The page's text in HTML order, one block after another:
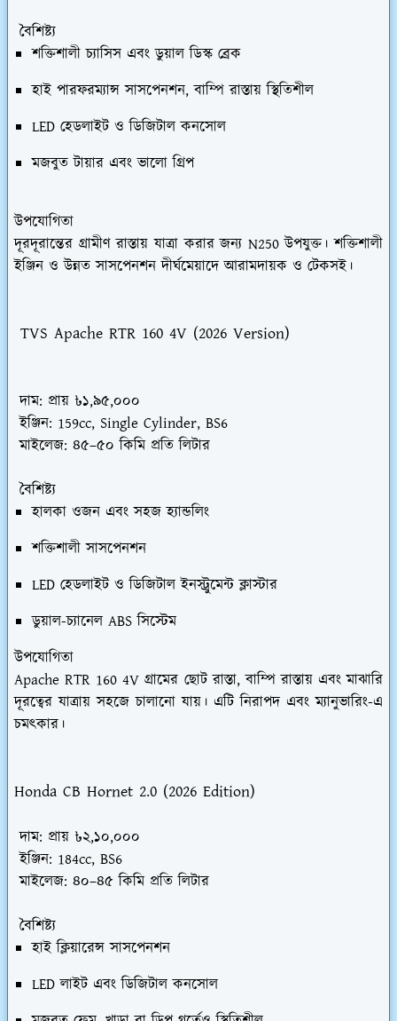
বৈশিষ্ট্য
শক্তিশালী চ্যাসিস এবং ডুয়াল ডিস্ক ব্রেক
হাই পারফরম্যান্স সাসপেনশন, বাম্পি রাস্তায় স্থিতিশীল
LED হেডলাইট ও ডিজিটাল কনসোল
মজবুত টায়ার এবং ভালো গ্রিপ
উপযোগিতা
দূরদূরান্তের গ্রামীণ রাস্তায় যাত্রা করার জন্য N250 উপযুক্ত। শক্তিশালী
ইঞ্জিন ও উন্নত সাসপেনশন দীর্ঘমেয়াদে আরামদায়ক ও টেকসই।
TVS Apache RTR 160 4V (2026 Version)
দাম: প্রায় ৳১,৯৫,০০০
ইঞ্জিন: 159cc, Single Cylinder, BS6
মাইলেজ: ৪৫–৫০ কিমি প্রতি লিটার
বৈশিষ্ট্য
হালকা ওজন এবং সহজ হ্যান্ডলিং
শক্তিশালী সাসপেনশন
LED হেডলাইট ও ডিজিটাল ইনস্ট্রুমেন্ট ক্লাস্টার
ডুয়াল-চ্যানেল ABS সিস্টেম
উপযোগিতা
Apache RTR 160 4V গ্রামের ছোট রাস্তা, বাম্পি রাস্তায় এবং মাঝারি
দূরত্বের যাত্রায় সহজে চালানো যায়। এটি নিরাপদ এবং ম্যানুভারিং-এ
চমৎকার।
Honda CB Hornet 2.0 (2026 Edition)
দাম: প্রায় ৳২,১০,০০০
ইঞ্জিন: 184cc, BS6
মাইলেজ: ৪০–৪৫ কিমি প্রতি লিটার
বৈশিষ্ট্য
হাই ক্লিয়ারেন্স সাসপেনশন
LED লাইট এবং ডিজিটাল কনসোল